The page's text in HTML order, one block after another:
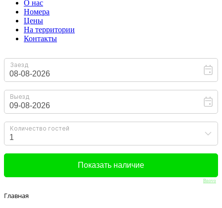
O нас
Номера
Цены
На территории
Контакты
Bnovo
Главная